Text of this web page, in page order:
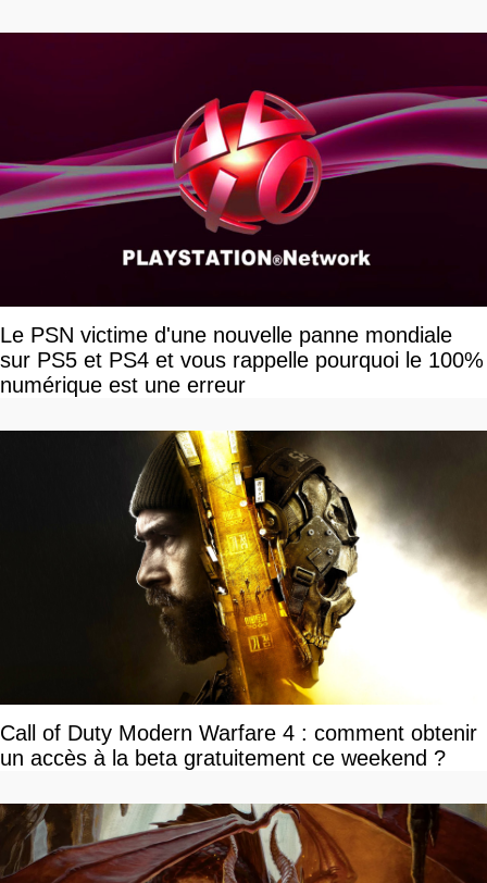
Le PSN victime d'une nouvelle panne mondiale
sur PS5 et PS4 et vous rappelle pourquoi le 100%
numérique est une erreur
Call of Duty Modern Warfare 4 : comment obtenir
un accès à la beta gratuitement ce weekend ?